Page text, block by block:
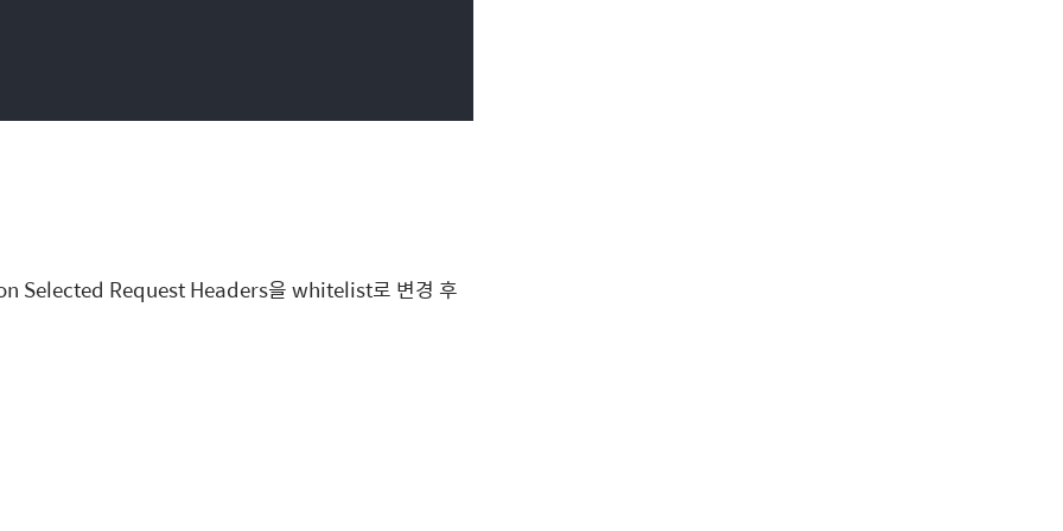
Selected Request Headers을 whitelist로 변경 후